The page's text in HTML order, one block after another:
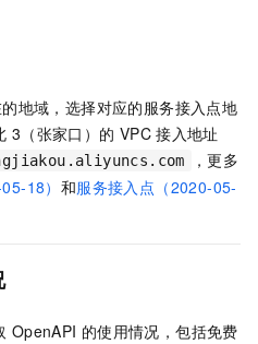
地域，选择对应的服务接入点地
3（张家口）的 VPC 接入地址
，更多
18） 和服务接入点（2020-05-
OpenAPI 的使用情况，包括免费